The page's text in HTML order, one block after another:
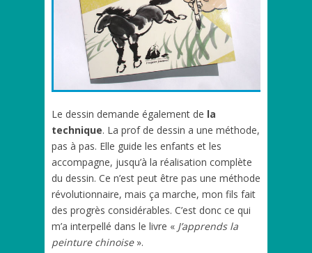
Le dessin demande également de la
technique. La prof de dessin a une méthode,
pas à pas. Elle guide les enfants et les
accompagne, jusqu’à la réalisation complète
du dessin. Ce n’est peut être pas une méthode
révolutionnaire, mais ça marche, mon fils fait
des progrès considérables. C’est donc ce qui
m’a interpellé dans le livre « J’apprends la
peinture chinoise».